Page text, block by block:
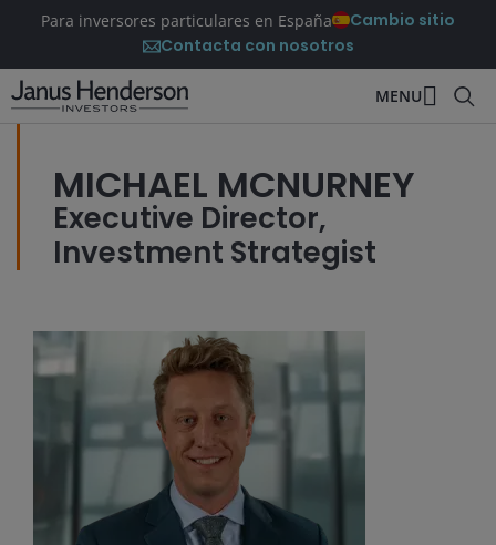
Para inversores particulares en España
Cambio sitio
Contacta con nosotros
MENU
MICHAEL MCNURNEY
Executive Director,
Investment Strategist